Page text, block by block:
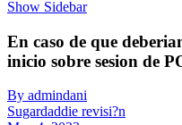
Show Sidebar
En caso de que
inicio sobre sesion de
By admindani
Sugardaddie revisi?n